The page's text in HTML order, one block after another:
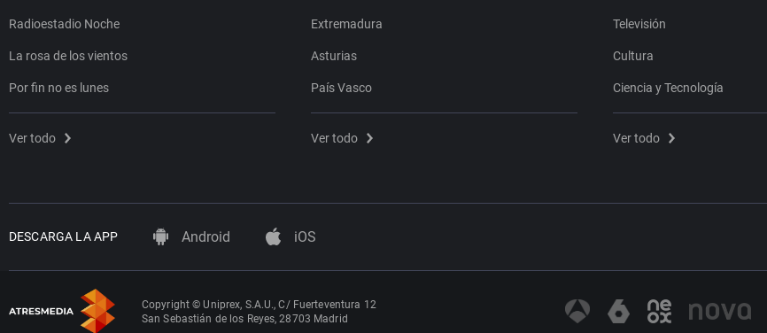
Radioestadio Noche
La rosa de los vientos
Por fin no es lunes
Ver todo
Extremadura
Asturias
País Vasco
Ver todo
Televisión
Cultura
Ciencia y Tecnología
Ver todo
DESCARGA LA APP Android iOS
Copyright © Uniprex, S.A.U., C/ Fuerteventura 12
San Sebastián de los Reyes, 28703 Madrid